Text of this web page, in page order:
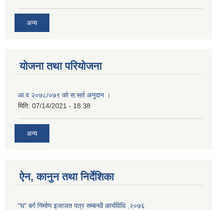
अन्य
योजना तथा परियोजना
आ.व २०७८/०७९ को स:सर्त अनुदान ।
मिति: 07/14/2021 - 18:38
अन्य
ऐन, कानुन तथा निर्देशिका
"घ" बर्ग निर्माण इजाजत पत्र सम्बन्धी कार्यविधि ,२०७६